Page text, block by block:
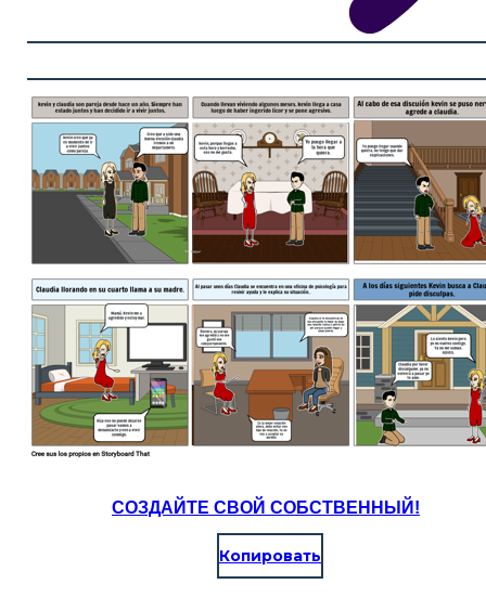
СОЗДАЙТЕ СВОЙ СОБСТВЕННЫЙ!
Копировать